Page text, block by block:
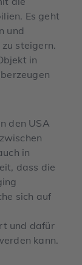
Es geht
und
steigern.
in
den USA
in
dass die
sich auf
und dafür
kann.